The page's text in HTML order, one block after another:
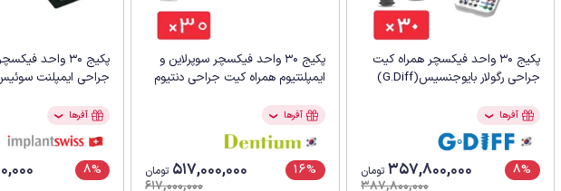
پکیج 30 واحد فیکسچر همراه کیت
جراحی رگولار بایوجنسیس(G.Diff)
آفرها ❯
8%
357,800,000 تومان
387,800,000
پکیج 30 واحد فیکسچر سوپرلاین و
ایمپلنتیوم همراه کیت جراحی دنتیوم
آفرها ❯
16%
517,000,000 تومان
617,000,000
پکیج 30 واحد
جراحی ایمپلنت
آفرها ❯
8%